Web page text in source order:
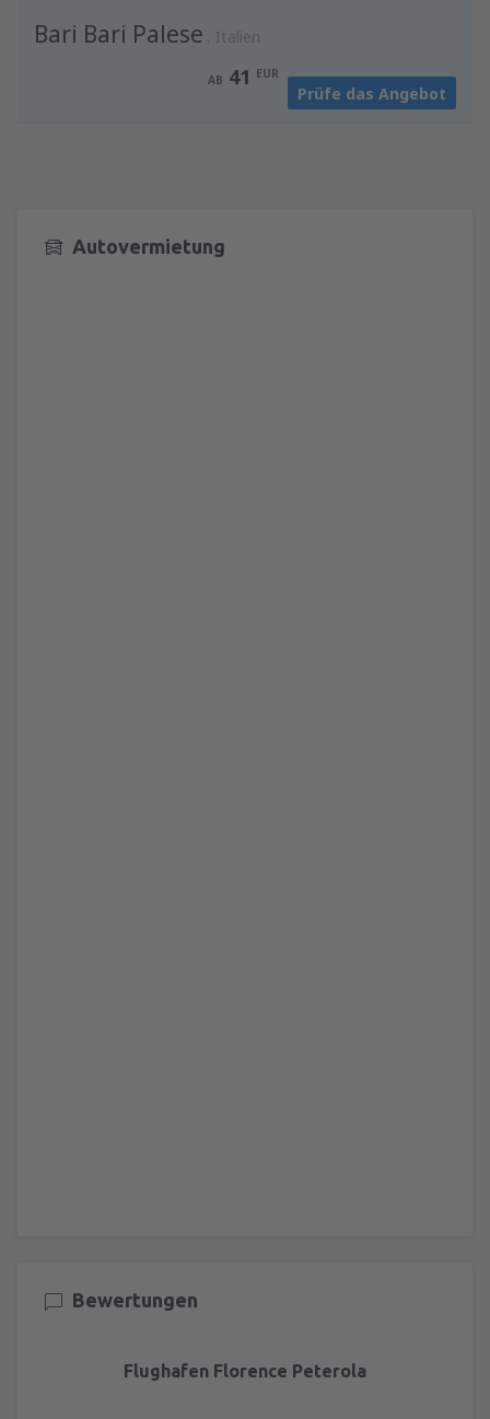
Bari Bari Palese Italien
AB 41 EUR
Prüfe das Angebot
Autovermietung
Bewertungen
Flughafen Florence Peterola